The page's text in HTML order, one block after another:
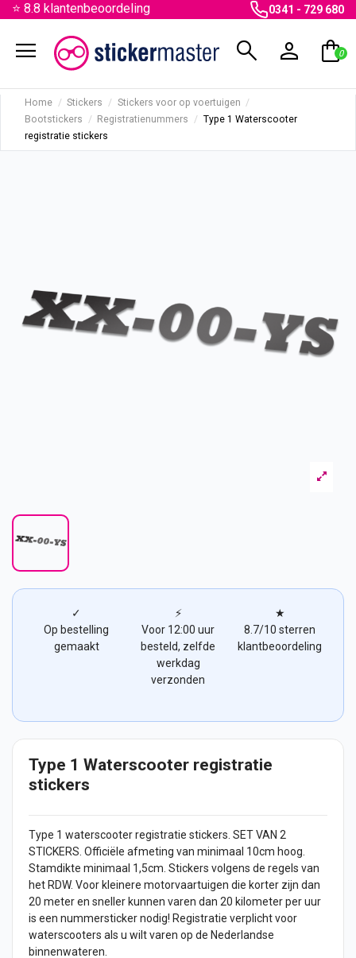
⭐ 8.8 klantenbeoordeling 0341 - 729 680
menu search person shopping_bag
0
Home Stickers
Stickers voor op voertuigen
Bootstickers
Registratienummers
Type 1 Waterscooter
registratie stickers
✓
Op bestelling
gemaakt
⚡
Voor 12:00 uur
besteld, zelfde
werkdag
verzonden
★
8.7/10 sterren
klantbeoordeling
Type 1 Waterscooter registratie
stickers
Type 1 waterscooter registratie stickers . SET VAN 2
STICKERS. Officiële afmeting van minimaal 10cm hoog.
Stamdikte minimaal 1,5cm. Stickers volgens de regels van
het RDW. Voor kleinere motorvaartuigen die korter zijn dan
20 meter en sneller kunnen varen dan 20 kilometer per uur
is een nummersticker nodig! Registratie verplicht voor
waterscooters als u wilt varen op de Nederlandse
binnenwateren.